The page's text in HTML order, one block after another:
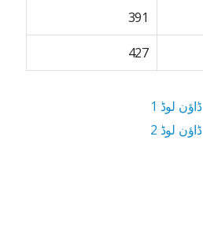
391
427
ڈاؤن لوڈ 1
ڈاؤن لوڈ 2